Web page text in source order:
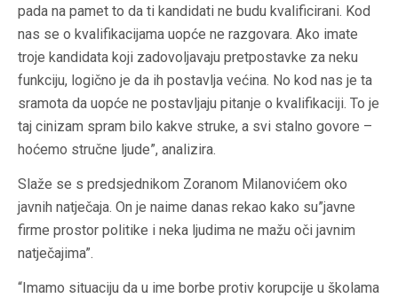
pada na pamet to da ti kandidati ne budu kvalificirani. Kod
nas se o kvalifikacijama uopće ne razgovara. Ako imate
troje kandidata koji zadovoljavaju pretpostavke za neku
funkciju, logično je da ih postavlja većina. No kod nas je ta
sramota da uopće ne postavljaju pitanje o kvalifikaciji. To je
taj cinizam spram bilo kakve struke, a svi stalno govore –
hoćemo stručne ljude”, analizira.
Slaže se s predsjednikom Zoranom Milanovićem oko
javnih natječaja. On je naime danas rekao kako su”javne
firme prostor politike i neka ljudima ne mažu oči javnim
natječajima”.
“Imamo situaciju da u ime borbe protiv korupcije u školama